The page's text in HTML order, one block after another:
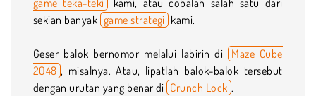
sekian banyak game strategi kami.
Geser balok bernomor melalui labirin di Maze Cube
2048 , misalnya. Atau, lipatlah balok-balok tersebut
dengan urutan yang benar di Crunch Lock .